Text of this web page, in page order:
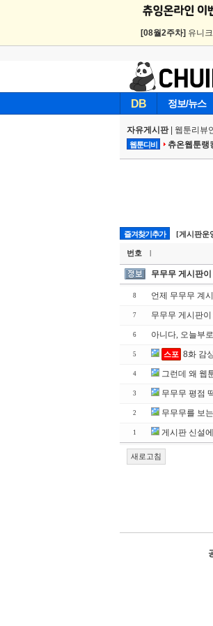
[08월2주차] 유니
DB 정보/뉴스
자유게시판| 웹툰리뷰
웹툰디비 츄온웹툰랭
즐겨찾기추가
[게시판운
번호
무무무 게시판
8 언제 무무무 계
7 무무무 게시판
6 아니다, 오늘부
5 스포 8화 감
4 그런데 왜 웹
3 무무무 평점
2 무무무를 보
1 게시판 신설
새로고침